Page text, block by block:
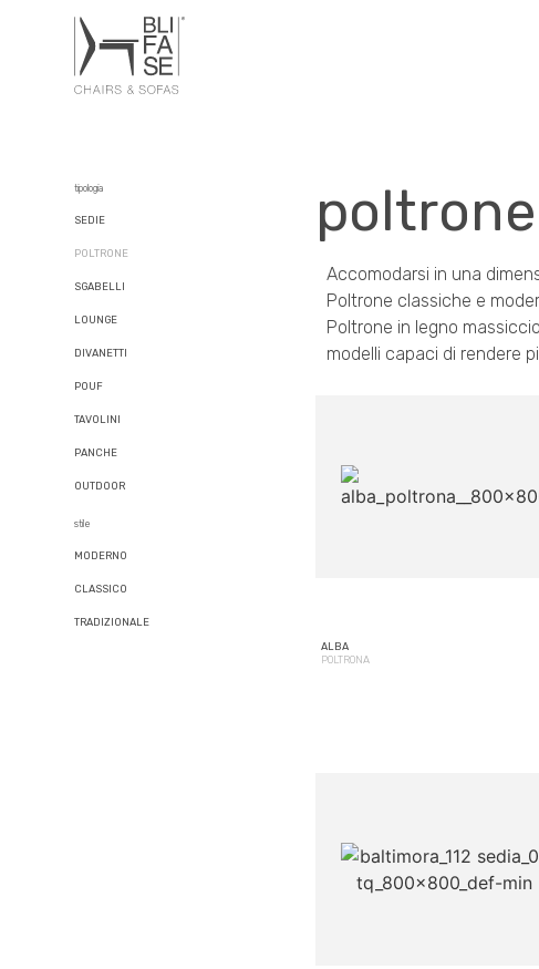
tipologia
SEDIE
POLTRONE
SGABELLI
LOUNGE
DIVANETTI
POUF
TAVOLINI
PANCHE
OUTDOOR
stile
MODERNO
CLASSICO
TRADIZIONALE
poltrone
Accomodarsi in una
Poltrone classiche e
Poltrone in legno
modelli capaci di rendere
ALBA
POLTRONA